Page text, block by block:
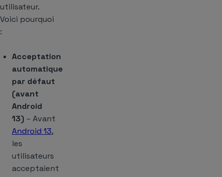
utilisateur.
Voici pourquoi
:
Acceptation
automatique
par défaut
(avant
Android
13) – Avant
Android 13,
les
utilisateurs
acceptaient